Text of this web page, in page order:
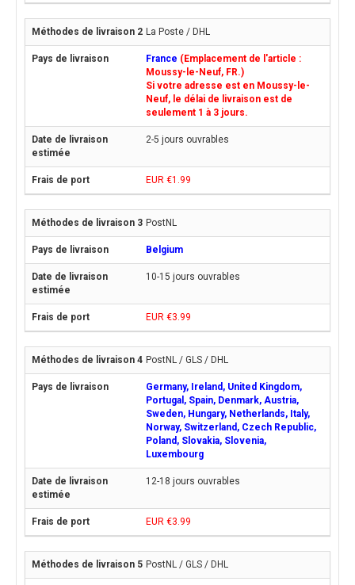
La Poste / DHL
France (Emplacement de l'article :
Moussy-le-Neuf, FR.)
Si votre adresse est en Moussy-le-
Neuf, le délai de livraison est de
seulement 1 à 3 jours.
2-5 jours ouvrables
EUR €1.99
PostNL
Belgium
10-15 jours ouvrables
EUR €3.99
PostNL / GLS / DHL
Germany, Ireland, United Kingdom,
Portugal, Spain, Denmark, Austria,
Sweden, Hungary, Netherlands, Italy,
Norway, Switzerland, Czech Republic,
Poland, Slovakia, Slovenia,
Luxembourg
12-18 jours ouvrables
EUR €3.99
PostNL / GLS / DHL